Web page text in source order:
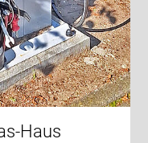
Haus